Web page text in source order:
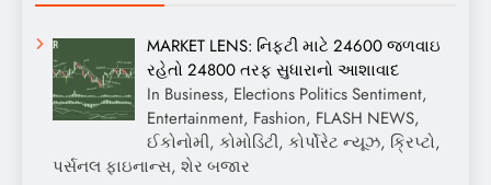
MARKET LENS: નિફ્ટી માટે 24600 જળવાઇ
રહેતો 24800 તરફ સુધારાનો આશાવાદ
In Business, Elections Politics Sentiment,
Entertainment, Fashion, FLASH NEWS,
ઈકોનોમી, કોમોડિટી, કોર્પોરેટ ન્યૂઝ, ક્રિપ્ટો,
પર્સનલ ફાઇનાન્સ, શેર બજાર